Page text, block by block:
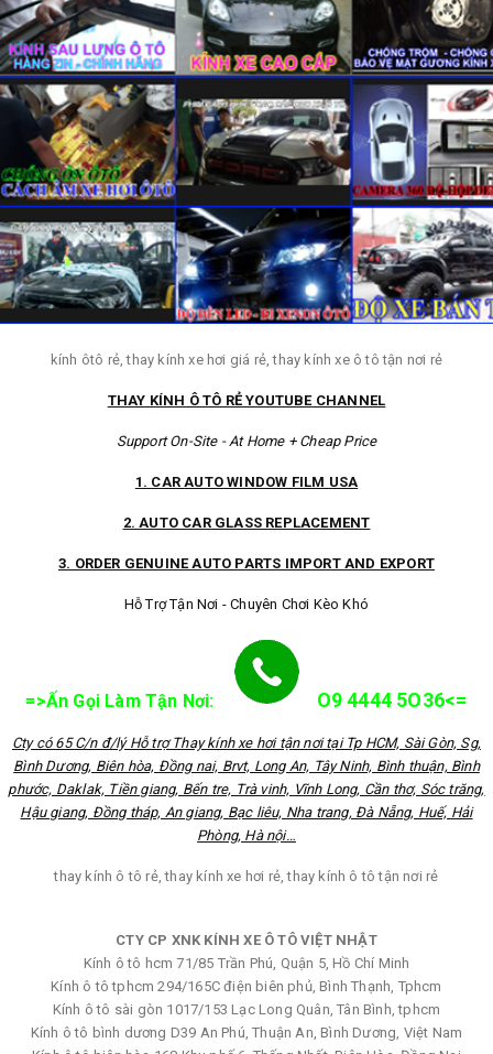
kính ôtô rẻ, thay kính xe hơi giá rẻ, thay kính xe ô tô tận nơi rẻ
THAY KÍNH Ô TÔ RẺ YOUTUBE CHANNEL
Support On-Site - At Home + Cheap Price
1. CAR AUTO WINDOW FILM USA
2. AUTO CAR GLASS REPLACEMENT
3. ORDER GENUINE AUTO PARTS IMPORT AND EXPORT
Hỗ Trợ Tận Nơi - Chuyên Chơi Kèo Khó
=>Ấn Gọi Làm Tận Nơi: O9 4444 5O36<=
Cty có 65 C/n đ/lý Hỗ trợ Thay kính xe hơi tận nơi tại Tp HCM, Sài Gòn, Sg,
Bình Dương, Biên hòa, Đồng nai, Brvt, Long An, Tây Ninh, Bình thuận, Bình
phước, Daklak, Tiền giang, Bến tre, Trà vinh, Vĩnh Long, Cần thơ, Sóc trăng,
Hậu giang, Đồng tháp, An giang, Bạc liêu, Nha trang, Đà Nẵng, Huế, Hải
Phòng, Hà nội…
thay kính ô tô rẻ, thay kính xe hơi rẻ, thay kính ô tô tận nơi rẻ
CTY CP XNK KÍNH XE Ô TÔ VIỆT NHẬT
Kính ô tô hcm 71/85 Trần Phú, Quận 5, Hồ Chí Minh
Kính ô tô tphcm 294/165C điện biên phủ, Bình Thạnh, Tphcm
Kính ô tô sài gòn 1017/153 Lạc Long Quân, Tân Bình, tphcm
Kính ô tô bình dương D39 An Phú, Thuận An, Bình Dương, Việt Nam